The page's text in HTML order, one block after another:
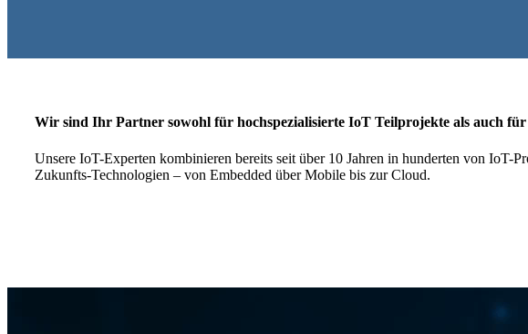
Wir sind Ihr Partner sowohl für hochspezialisierte IoT Teilprojekte als auch
Unsere IoT-Experten kombinieren bereits seit über 10 Jahren in hunderten von
Zukunfts-Technologien – von Embedded über Mobile bis zur Cloud.